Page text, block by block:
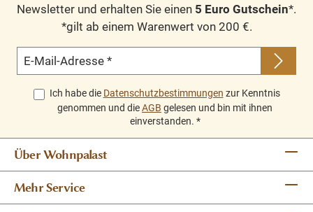
Newsletter und erhalten Sie einen 5 Euro Gutschein*.
*gilt ab einem Warenwert von 200 €.
E-Mail-Adresse *
Ich habe die Datenschutzbestimmungen zur Kenntnis
genommen und dieAGB gelesen und bin mit ihnen
einverstanden. *
Über Wohnpalast
Mehr Service